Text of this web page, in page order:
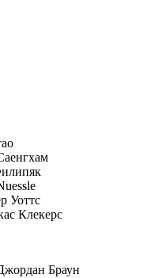
Уоттс
Клекерс
Браун